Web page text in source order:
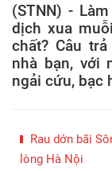
(STNN) -
dịch xua
chất? Câu
nhà bạn, với
ngải cứu, bạc
Rau dớn bãi
lòng Hà Nội